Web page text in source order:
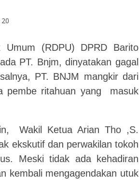
20
Umum (RDPU) DPRD Barito
PT. Bnjm, dinyatakan gagal
PT. BNJM mangkir dari
pembe ritahuan yang masuk
Wakil Ketua Arian Tho ,S.
ekskutif dan perwakilan tokoh
Meski tidak ada kehadiran
kembali mengagendakan utuk